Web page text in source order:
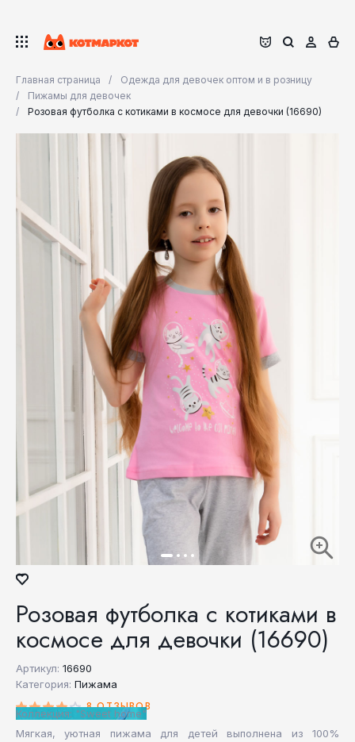
Главная страница
Одежда для девочек оптом и в розницу
Пижамы для девочек
Розовая футболка с котиками в космосе для девочки (16690)
Розовая футболка с котиками в
космосе для девочки (16690)
Артикул: 16690
Категория: Пижама
8 ОТЗЫВОВ
Коллекция: "Sweet home"
Мягкая, уютная пижама для детей выполнена из 100%